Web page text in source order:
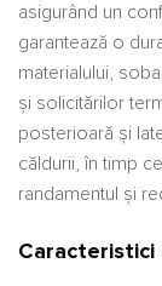
asigurând un
garantează o
materialului,
și solicitărilor
posterioară și
căldurii, în timp
randamentul și
Caracteristici